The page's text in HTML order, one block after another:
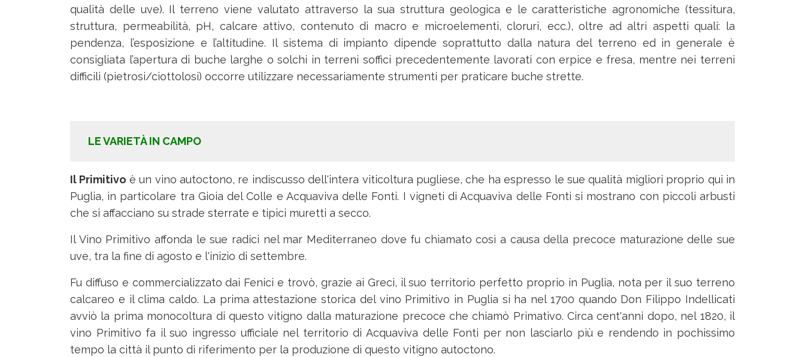
qualità delle uve). Il terreno viene valutato attraverso la sua struttura geologica e le caratteristiche agronomiche (tessitura,
struttura, permeabilità, pH, calcare attivo, contenuto di macro e microelementi, cloruri, ecc.), oltre ad altri aspetti quali: la
pendenza, l’esposizione e l’altitudine. Il sistema di impianto dipende soprattutto dalla natura del terreno ed in generale è
consigliata l’apertura di buche larghe o solchi in terreni soffici precedentemente lavorati con erpice e fresa, mentre nei terreni
difficili (pietrosi/ciottolosi) occorre utilizzare necessariamente strumenti per praticare buche strette.
LE VARIETÀ IN CAMPO
Il Primitivo è un vino autoctono, re indiscusso dell'intera viticoltura pugliese, che ha espresso le sue qualità migliori proprio qui in
Puglia, in particolare tra Gioia del Colle e Acquaviva delle Fonti. I vigneti di Acquaviva delle Fonti si mostrano con piccoli arbusti
che si affacciano su strade sterrate e tipici muretti a secco.
Il Vino Primitivo affonda le sue radici nel mar Mediterraneo dove fu chiamato così a causa della precoce maturazione delle sue
uve, tra la fine di agosto e l'inizio di settembre.
Fu diffuso e commercializzato dai Fenici e trovò, grazie ai Greci, il suo territorio perfetto proprio in Puglia, nota per il suo terreno
calcareo e il clima caldo. La prima attestazione storica del vino Primitivo in Puglia si ha nel 1700 quando Don Filippo Indellicati
avviò la prima monocoltura di questo vitigno dalla maturazione precoce che chiamò Primativo. Circa cent'anni dopo, nel 1820, il
vino Primitivo fa il suo ingresso ufficiale nel territorio di Acquaviva delle Fonti per non lasciarlo più e rendendo in pochissimo
tempo la città il punto di riferimento per la produzione di questo vitigno autoctono.